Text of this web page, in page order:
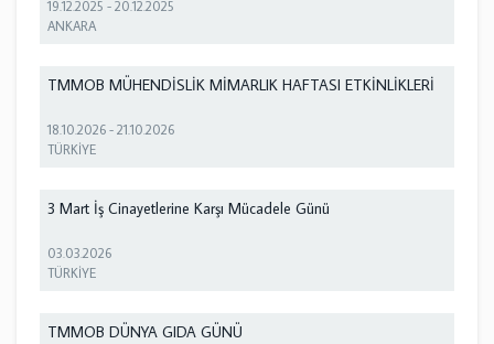
19.12.2025 -20.12.2025
ANKARA
TMMOB MÜHENDİSLİK MİMARLIK HAFTASI ETKİNLİKLERİ
18.10.2026 -21.10.2026
TÜRKİYE
3 Mart İş Cinayetlerine Karşı Mücadele Günü
03.03.2026
TÜRKİYE
TMMOB DÜNYA GIDA GÜNÜ